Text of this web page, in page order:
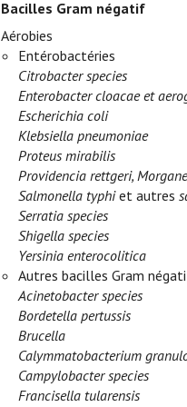
Bacilles Gram négatif
Aérobies
Entérobactéries
Citrobacter species
Enterobacter cloacae et
Escherichia coli
Klebsiella pneumoniae
Proteus mirabilis
Providencia rettgeri,
Salmonella typhiet autres
Serratia species
Shigella species
Yersinia enterocolitica
Autres bacilles Gram
Acinetobacter species
Bordetella pertussis
Brucella
Calymmatobacterium
Campylobacter species
Francisella tularensis